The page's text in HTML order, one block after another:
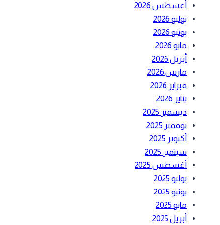
أغسطس 2026
يوليو 2026
يونيو 2026
مايو 2026
أبريل 2026
مارس 2026
فبراير 2026
يناير 2026
ديسمبر 2025
نوفمبر 2025
أكتوبر 2025
سبتمبر 2025
أغسطس 2025
يوليو 2025
يونيو 2025
مايو 2025
أبريل 2025